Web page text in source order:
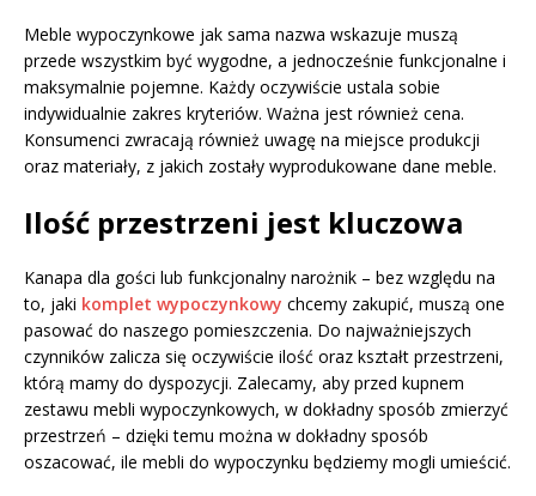
Meble wypoczynkowe jak sama nazwa wskazuje muszą
przede wszystkim być wygodne, a jednocześnie funkcjonalne i
maksymalnie pojemne. Każdy oczywiście ustala sobie
indywidualnie zakres kryteriów. Ważna jest również cena.
Konsumenci zwracają również uwagę na miejsce produkcji
oraz materiały, z jakich zostały wyprodukowane dane meble.
Ilość przestrzeni jest kluczowa
Kanapa dla gości lub funkcjonalny narożnik – bez względu na
to, jaki komplet wypoczynkowy chcemy zakupić, muszą one
pasować do naszego pomieszczenia. Do najważniejszych
czynników zalicza się oczywiście ilość oraz kształt przestrzeni,
którą mamy do dyspozycji. Zalecamy, aby przed kupnem
zestawu mebli wypoczynkowych, w dokładny sposób zmierzyć
przestrzeń – dzięki temu można w dokładny sposób
oszacować, ile mebli do wypoczynku będziemy mogli umieścić.